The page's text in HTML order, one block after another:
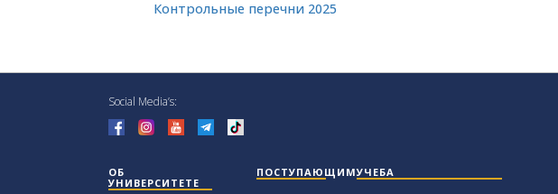
Контрольные перечни 2025
Social Media’s:
ОБ
УНИВЕРСИТЕТЕ
ПОСТУПАЮЩИМУЧЕБА